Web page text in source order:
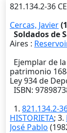
821.134.2-36
Cercas, Javier
Soldados de
Aires :
Ejemplar de
patrimonio
Ley 934 de
ISBN:
1. 821.134.2-
HISTORIETA; 3.
José Pablo